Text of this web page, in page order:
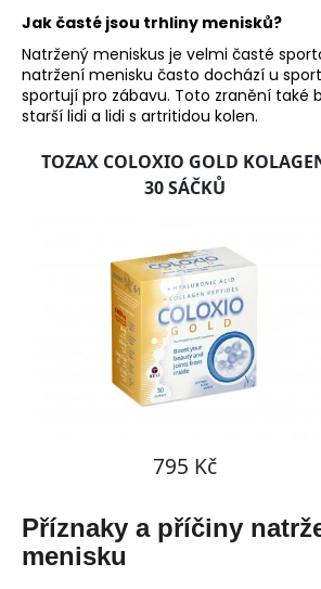
Jak časté jsou trhliny menisků?
Natržený meniskus je velmi časté
natržení menisku často dochází u
sportují pro zábavu. Toto zranění také
starší lidi a lidi s artritidou kolen.
Příznaky a příčiny
menisku